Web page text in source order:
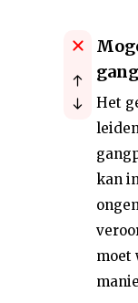
Het
kan
moet